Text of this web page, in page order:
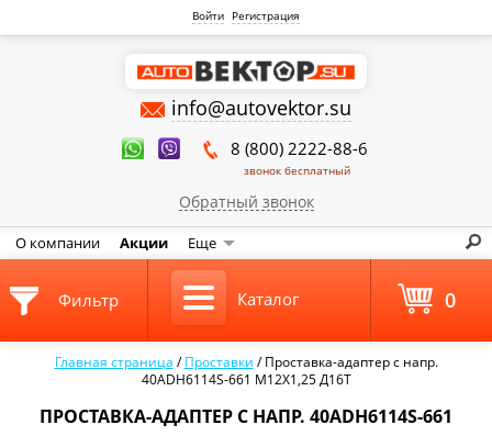
Войти Регистрация
info@autovektor.su
8 (800) 2222-88-6
звонок бесплатный
Обратный звонок
О компании Акции Еще
Главная страница /Проставки /Проставка-адаптер с напр.
40ADH6114S-661 М12Х1,25 Д16Т
ПРОСТАВКА-АДАПТЕР С НАПР. 40ADH6114S-661
Фильтр Каталог 0